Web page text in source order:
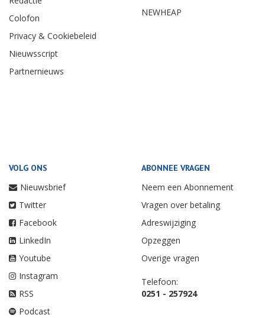
Colofon
Privacy & Cookiebeleid
Nieuwsscript
Partnernieuws
NEWHEAP
VOLG ONS
Nieuwsbrief
Twitter
Facebook
LinkedIn
Youtube
Instagram
RSS
Podcast
ABONNEE VRAGEN
Neem een Abonnement
Vragen over betaling
Adreswijziging
Opzeggen
Overige vragen
Telefoon:
0251 - 257924